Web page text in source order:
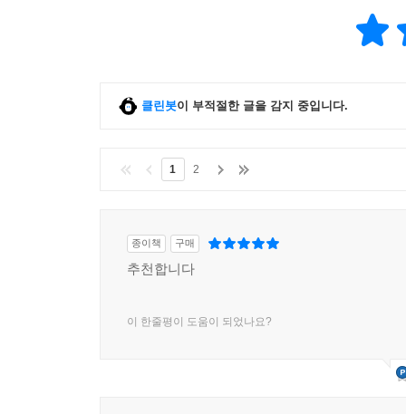
클린봇이 부적절한 글을 감지 중입니다.
1 2
종이책 구매
추천합니다
이 한줄평이 도움이 되었나요?